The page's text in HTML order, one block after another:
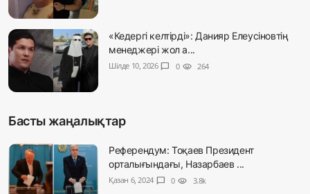
«Кедергі келтірді»: Данияр Елеусіновтің
менеджері жол а...
Шілде 10, 2026 chat_bubble 0 visibility 264
Басты жаңалықтар
Референдум: Тоқаев Президент
орталығындағы, Назарбаев ...
Қазан 6, 2024 chat_bubble 0 visibility 3.8k